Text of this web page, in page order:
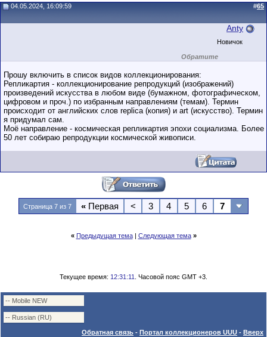
04.05.2024, 16:09:59 #65
Anty
Новичок
Обратите
внимание на
пользователя на
этом форуме.
Сделки с
пользователями,
обладающими
низким
стажем,
совершайте с
осторожностью!
Прошу включить в список видов коллекционирования:
Репликартия - коллекционирование репродукций (изображений)
произведений искусства в любом виде (бумажном, фотографическом,
цифровом и проч.) по избранным направлениям (темам). Термин
происходит от английских слов replica (копия) и art (искусство). Термин
я придумал сам.
Моё направление - космическая репликартия эпохи социализма. Более
50 лет собираю репродукции космической живописи.
Страница 7 из 7 « Первая < 3 4 5 6 7
« Предыдущая тема| Следующая тема »
Текущее время: 12:31:11 . Часовой пояс GMT +3.
Обратная связь - Портал коллекционеров UUU - Вверх